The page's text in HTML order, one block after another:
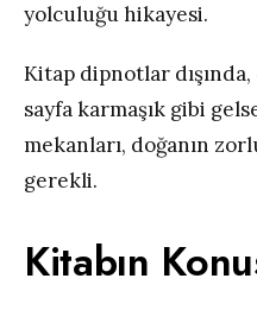
yolculuğu hikayesi.
Kitap dipnotlar
sayfa karmaşık gibi
mekanları, doğanın
gerekli.
Kitabın